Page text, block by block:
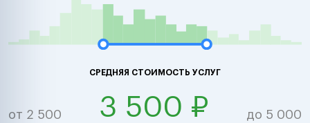
СРЕДНЯЯ СТОИМОСТЬ УСЛУГ
от 2 500 3 500 ₽ до 5 000